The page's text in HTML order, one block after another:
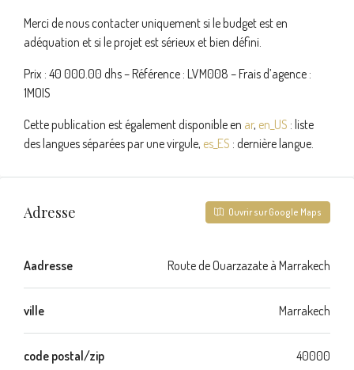
Merci de nous contacter uniquement si le budget est en
adéquation et si le projet est sérieux et bien défini.
Prix : 40 000.00 dhs – Référence : LVM008 – Frais d’agence :
1MOIS
Cette publication est également disponible en ar, en_US : liste
des langues séparées par une virgule, es_ES : dernière langue.
Adresse Ouvrir sur Google Maps
Aadresse Route de Ouarzazate à Marrakech
ville Marrakech
code postal/zip 40000